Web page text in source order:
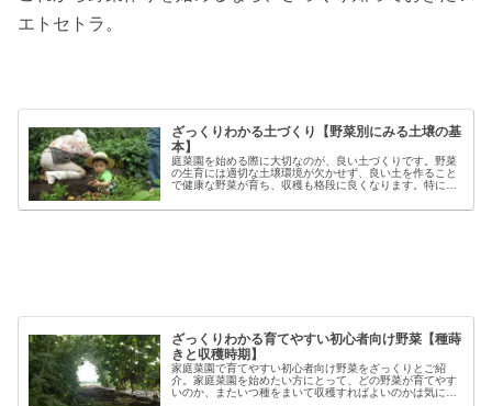
エトセトラ。
ざっくりわかる土づくり【野菜別にみる土壌の基
本】
庭菜園を始める際に大切なのが、良い土づくりです。野菜
の生育には適切な土壌環境が欠かせず、良い土を作ること
で健康な野菜が育ち、収穫も格段に良くなります。特に初
家庭菜園で失敗しないコツと言える...
ざっくりわかる育てやすい初心者向け野菜【種蒔
きと収穫時期】
家庭菜園で育てやすい初心者向け野菜をざっくりとご紹
介。家庭菜園を始めたい方にとって、どの野菜が育てやす
いのか、またいつ種をまいて収穫すればよいのかは気にな